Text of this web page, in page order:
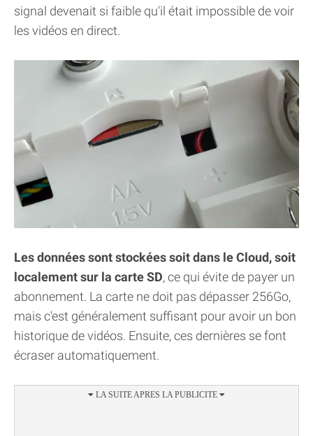
signal devenait si faible qu'il était impossible de voir
les vidéos en direct.
Les données sont stockées soit dans le Cloud, soit
localement sur la carte SD, ce qui évite de payer un
abonnement. La carte ne doit pas dépasser 256Go,
mais c'est généralement suffisant pour avoir un bon
historique de vidéos. Ensuite, ces dernières se font
écraser automatiquement.